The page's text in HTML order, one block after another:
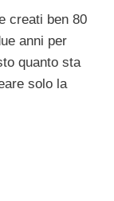
creati ben 80
anni per
quanto sta
solo la